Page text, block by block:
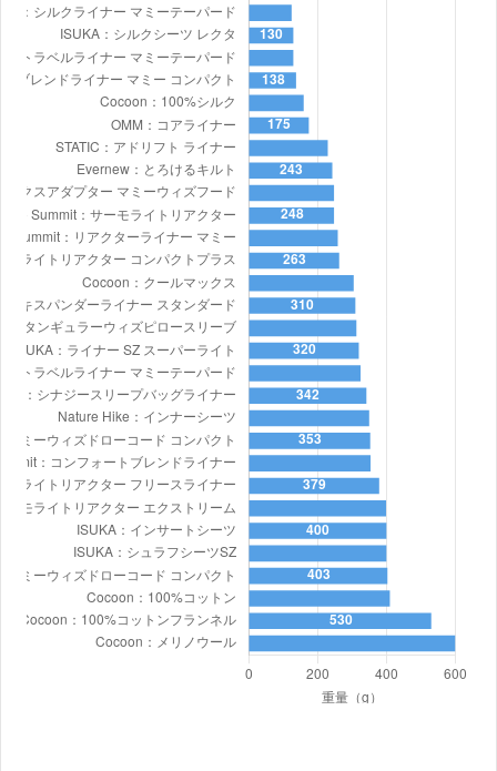
Nature Hike インナーシーツ
サーモライトリアクター
サーモライトリアクター
コンパクトプラス
サーモライトリアクター
エクストリーム
サーモライトリアクター
フリースライナー
リアクターライナー マミ
ー
リアクターエクストリー
ムライナー マミーウィズ
ドローコード コンパクト
198×80cm
リアクターフリースライ
ナー マミーウィズドロー
コード コンパクト
198×80cm
プレミアムコットン トラ